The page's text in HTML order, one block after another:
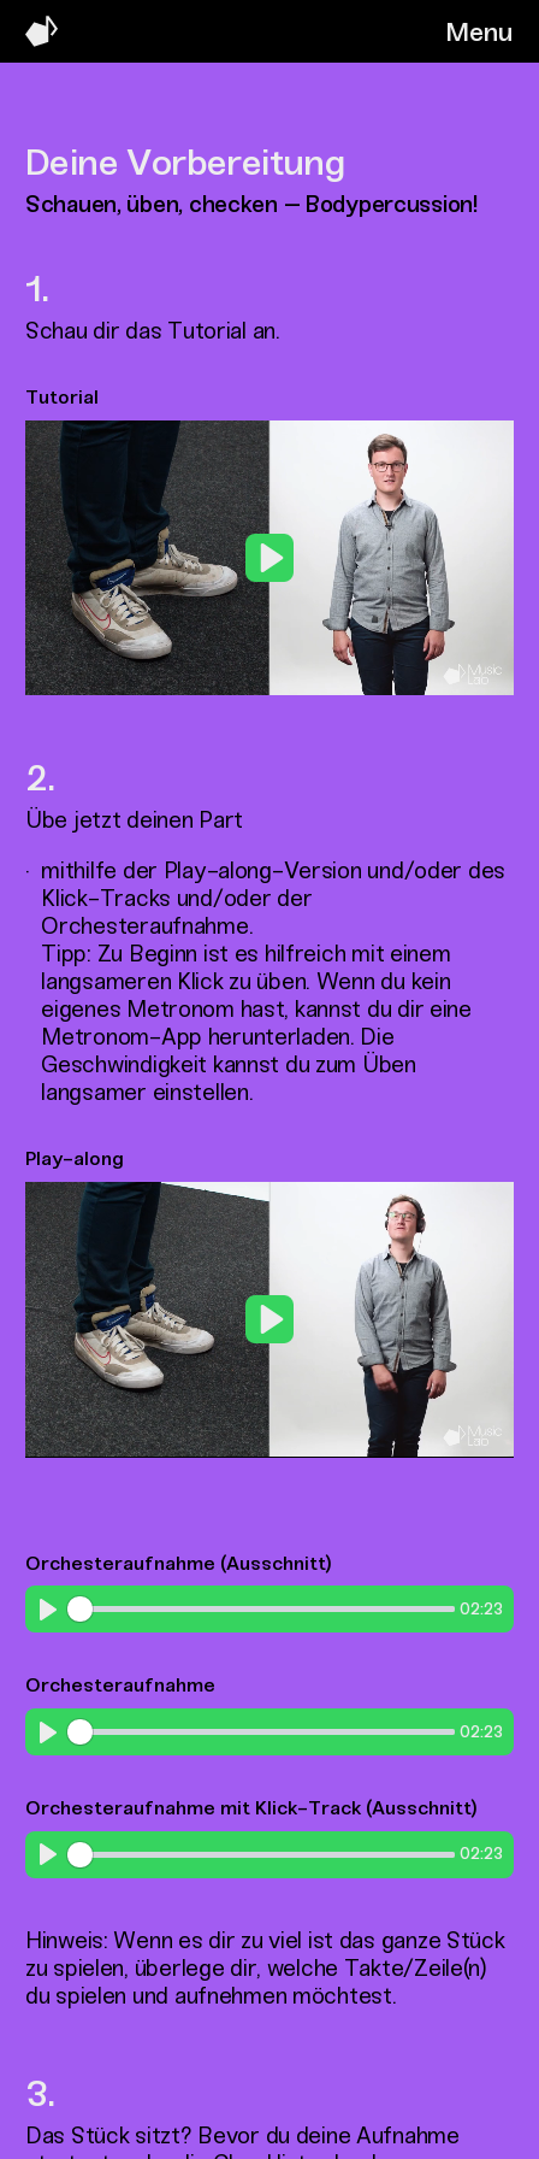
Menu
Deine Vorbereitung
Schauen, üben, checken – Bodypercussion!
Schau dir das Tutorial an.
Tutorial
Play
Übe jetzt deinen Part
mithilfe der Play-along-Version und/oder des
Klick-Tracks und/oder der
Orchesteraufnahme.
Tipp: Zu Beginn ist es hilfreich mit einem
langsameren Klick zu üben. Wenn du kein
eigenes Metronom hast, kannst du dir eine
Metronom-App herunterladen. Die
Geschwindigkeit kannst du zum Üben
langsamer einstellen.
Play-along
Play
Orchesteraufnahme (Ausschnitt)
Play
02:23
Orchesteraufnahme
Play
02:23
Orchesteraufnahme mit Klick-Track (Ausschnitt)
Play
02:23
Hinweis: Wenn es dir zu viel ist das ganze Stück
zu spielen, überlege dir, welche Takte/Zeile(n)
du spielen und aufnehmen möchtest.
Das Stück sitzt? Bevor du deine Aufnahme